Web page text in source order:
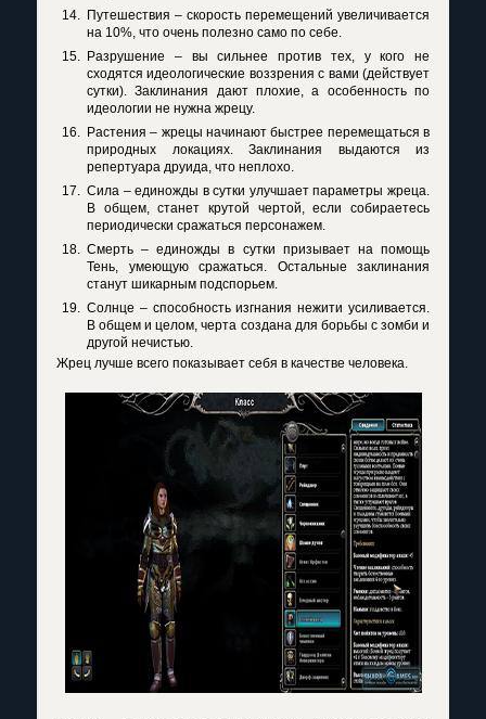
Путешествия – скорость перемещений увеличивается
на 10%, что очень полезно само по себе.
Разрушение – вы сильнее против тех, у кого не
сходятся идеологические воззрения с вами (действует
сутки). Заклинания дают плохие, а особенность по
идеологии не нужна жрецу.
Растения – жрецы начинают быстрее перемещаться в
природных локациях. Заклинания выдаются из
репертуара друида, что неплохо.
Сила – единожды в сутки улучшает параметры жреца.
В общем, станет крутой чертой, если собираетесь
периодически сражаться персонажем.
Смерть – единожды в сутки призывает на помощь
Тень, умеющую сражаться. Остальные заклинания
станут шикарным подспорьем.
Солнце – способность изгнания нежити усиливается.
В общем и целом, черта создана для борьбы с зомби и
другой нечистью.
Жрец лучше всего показывает себя в качестве человека.